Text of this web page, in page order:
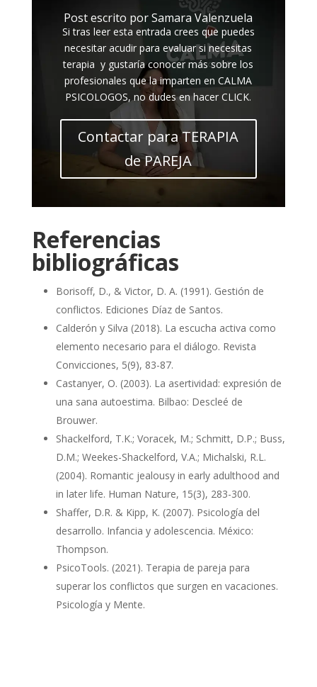
Post escrito por Samara Valenzuela
Si tras leer esta entrada crees que puedes
necesitar acudir para evaluar si necesitas
terapia y gustaría conocer más sobre los
profesionales que la imparten en CALMA
PSICOLOGOS, no dudes en hacer CLICK.
Contactar para TERAPIA
de PAREJA
Referencias
bibliográficas
Borisoff, D., & Victor, D. A. (1991). Gestión de
conflictos. Ediciones Díaz de Santos.
Calderón y Silva (2018). La escucha activa como
elemento necesario para el diálogo. Revista
Convicciones, 5(9), 83-87.
Castanyer, O. (2003). La asertividad: expresión de
una sana autoestima. Bilbao: Descleé de
Brouwer.
Shackelford, T.K.; Voracek, M.; Schmitt, D.P.; Buss,
D.M.; Weekes-Shackelford, V.A.; Michalski, R.L.
(2004). Romantic jealousy in early adulthood and
in later life. Human Nature, 15(3), 283-300.
Shaffer, D.R. & Kipp, K. (2007). Psicología del
desarrollo. Infancia y adolescencia. México:
Thompson.
PsicoTools. (2021). Terapia de pareja para
superar los conflictos que surgen en vacaciones.
Psicología y Mente.